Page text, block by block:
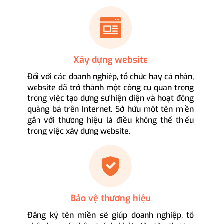
Xây dựng website
Đối với các doanh nghiệp, tổ chức hay cá nhân,
website đã trở thành một công cụ quan trọng
trong việc tạo dựng sự hiện diện và hoạt động
quảng bá trên Internet. Sở hữu một tên miền
gắn với thương hiệu là điều không thể thiếu
trong việc xây dựng website.
Bảo vệ thương hiệu
Đăng ký tên miền sẽ giúp doanh nghiệp, tổ